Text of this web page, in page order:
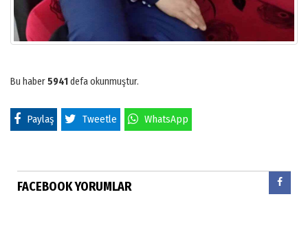
Bu haber5941defa okunmuştur.
Paylaş Tweetle WhatsApp
FACEBOOK YORUMLAR